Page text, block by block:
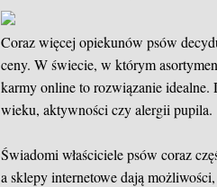
Coraz więcej opiekunów psów
ceny. W świecie, w którym
karmy online to rozwiązanie idealne.
wieku, aktywności czy alergii pupila.
Świadomi właściciele psów coraz
a sklepy internetowe dają